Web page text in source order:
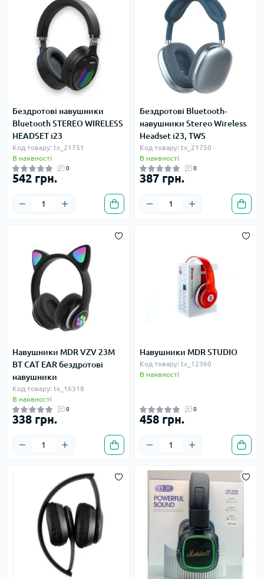
Бездротові навушники
Bluetooth STEREO WIRELESS
HEADSET i23
Код товару: tx_21751
В наявності
0
542 грн.
Бездротові Bluetooth-
навушники Stereo Wireless
Headset i23, TWS
Код товару: tx_21750
В наявності
0
387 грн.
Навушники MDR VZV 23M
BT CAT EAR бездротові
навушники
Код товару: tx_16318
В наявності
0
338 грн.
Навушники MDR STUDIO
Код товару: tx_12360
В наявності
0
458 грн.